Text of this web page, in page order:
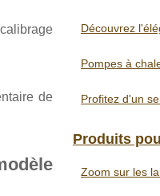
de
Découvrez
Pompes à
Profitez d'un
Produits
Zoom sur les